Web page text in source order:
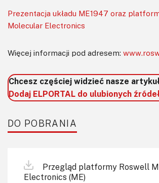
Prezentacja układu ME1947 oraz
Molecular Electronics
Więcej informacji pod adresem:
Chcesz częściej widzieć nasze
Dodaj ELPORTAL do ulubionych
DO POBRANIA
Przegląd platformy Roswell
Electronics (ME)